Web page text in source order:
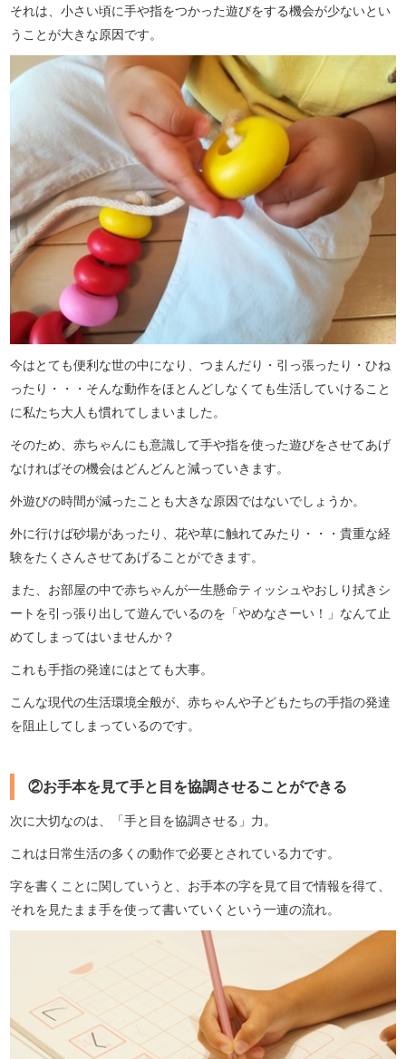
それは、小さい頃に手や指をつかった遊びをする機会が少ないとい
うことが大きな原因です。
今はとても便利な世の中になり、つまんだり・引っ張ったり・ひね
ったり・・・そんな動作をほとんどしなくても生活していけること
に私たち大人も慣れてしまいました。
そのため、赤ちゃんにも意識して手や指を使った遊びをさせてあげ
なければその機会はどんどんと減っていきます。
外遊びの時間が減ったことも大きな原因ではないでしょうか。
外に行けば砂場があったり、花や草に触れてみたり・・・貴重な経
験をたくさんさせてあげることができます。
また、お部屋の中で赤ちゃんが一生懸命ティッシュやおしり拭きシ
ートを引っ張り出して遊んでいるのを「やめなさーい！」なんて止
めてしまってはいませんか？
これも手指の発達にはとても大事。
こんな現代の生活環境全般が、赤ちゃんや子どもたちの手指の発達
を阻止してしまっているのです。
②お手本を見て手と目を協調させることができる
次に大切なのは、「手と目を協調させる」力。
これは日常生活の多くの動作で必要とされている力です。
字を書くことに関していうと、お手本の字を見て目で情報を得て、
それを見たまま手を使って書いていくという一連の流れ。